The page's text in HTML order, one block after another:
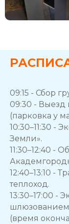
09:15 - Сбор
09:30 - Выезд
(парковка у
10:30–11:30 -
Земли».
11:30–12:40 -
12:40–13:10 -
теплоход.
13:30–17:00 -
(время